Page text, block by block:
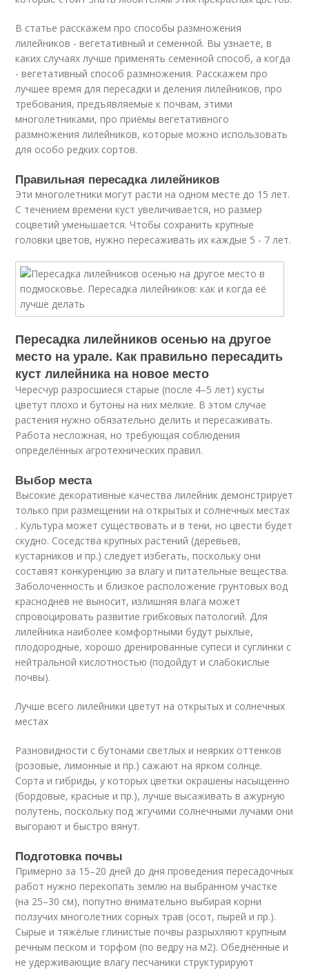
В статье расскажем про способы размножения
лилейников - вегетативный и семенной. Вы узнаете, в
каких случаях лучше применять семенной способ, а когда
- вегетативный способ размножения. Расскажем про
лучшее время для пересадки и деления лилейников, про
требования, предъявляемые к почвам, этими
многолетниками, про приёмы вегетативного
размножения лилейников, которые можно использовать
для особо редких сортов.
Правильная пересадка лилейников
Эти многолетники могут расти на одном месте до 15 лет.
С течением времени куст увеличивается, но размер
соцветий уменьшается. Чтобы сохранить крупные
головки цветов, нужно пересаживать их каждые 5 - 7 лет.
Пересадка лилейников осенью на другое
место на урале. Как правильно пересадить
куст лилейника на новое место
Чересчур разросшиеся старые (после 4–5 лет) кусты
цветут плохо и бутоны на них мелкие. В этом случае
растения нужно обязательно делить и пересаживать.
Работа несложная, но требующая соблюдения
определённых агротехнических правил.
Выбор места
Высокие декоративные качества лилейник демонстрирует
только при размещении на открытых и солнечных местах
. Культура может существовать и в тени, но цвести будет
скудно. Соседства крупных растений (деревьев,
кустарников и пр.) следует избегать, поскольку они
составят конкуренцию за влагу и питательные вещества.
Заболоченность и близкое расположение грунтовых вод
красноднев не выносит, излишняя влага может
спровоцировать развитие грибковых патологий. Для
лилейника наиболее комфортными будут рыхлые,
плодородные, хорошо дренированные супеси и суглинки с
нейтральной кислотностью (подойдут и слабокислые
почвы).
Лучше всего лилейники цветут на открытых и солнечных
местах
Разновидности с бутонами светлых и неярких оттенков
(розовые, лимонные и пр.) сажают на ярком солнце.
Сорта и гибриды, у которых цветки окрашены насыщенно
(бордовые, красные и пр.), лучше высаживать в ажурную
полутень, поскольку под жгучими солнечными лучами они
выгорают и быстро вянут.
Подготовка почвы
Примерно за 15–20 дней до дня проведения пересадочных
работ нужно перекопать землю на выбранном участке
(на 25–30 см), попутно внимательно выбирая корни
ползучих многолетних сорных трав (осот, пырей и пр.).
Сырые и тяжёлые глинистые почвы разрыхляют крупным
речным песком и торфом (по ведру на м2). Обеднённые и
не удерживающие влагу песчаники структурируют